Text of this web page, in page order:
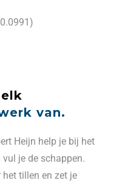
van.
Heijn help je bij het
je de schappen.
tillen en zet je